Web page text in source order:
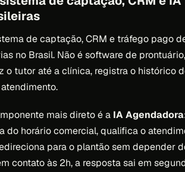
de captação, CRM e tráfego pago
no Brasil. Não é software de
o tutor até a clínica, registra o histórico
mais direto é a IA Agendadora
do horário comercial, qualifica o
para o plantão sem depender
contato às 2h, a resposta sai em